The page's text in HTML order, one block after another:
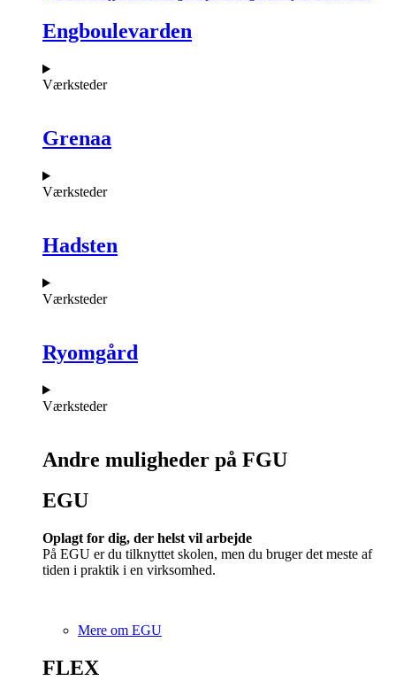
Engboulevarden
Værksteder
Grenaa
Værksteder
Hadsten
Værksteder
Ryomgård
Værksteder
Andre muligheder på FGU
EGU​
Oplagt for dig, der helst vil arbejde
På EGU er du tilknyttet skolen, men du bruger det meste af
tiden i praktik i en virksomhed.
Mere om EGU
FLEX